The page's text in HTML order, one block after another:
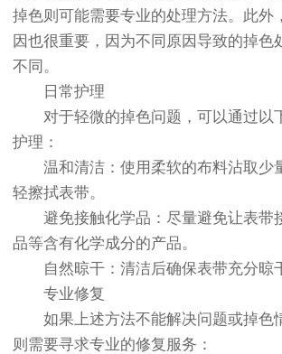
掉色则可能需要专业的处理方法。此外
因也很重要，因为不同原因导致的掉色
不同。
日常护理
对于轻微的掉色问题，可以通过以
护理：
温和清洁：使用柔软的布料沾取少
轻擦拭表带。
避免接触化学品：尽量避免让表带
品等含有化学成分的产品。
自然晾干：清洁后确保表带充分晾干
专业修复
如果上述方法不能解决问题或掉色
则需要寻求专业的修复服务：